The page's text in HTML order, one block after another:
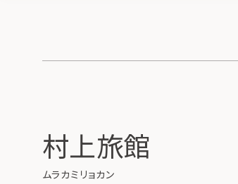
村上旅館
ムラカミリョカン